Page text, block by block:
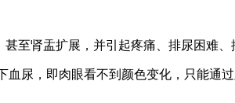
至肾盂扩展，并引起疼痛、排尿困难、
尿，即肉眼看不到颜色变化，只能通